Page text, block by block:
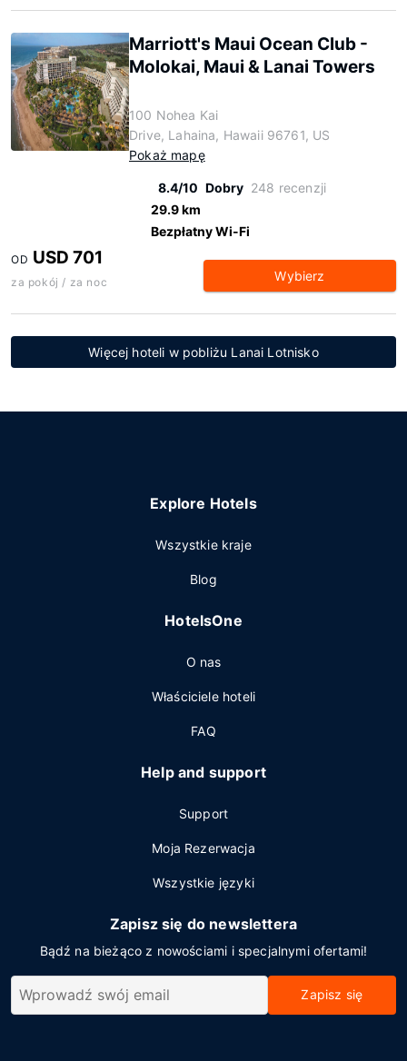
Marriott's Maui Ocean Club -
Molokai, Maui & Lanai Towers
100 Nohea Kai
Drive, Lahaina, Hawaii 96761, US
Pokaż mapę
8.4/10 Dobry 248 recenzji
29.9 km
Bezpłatny Wi-Fi
OD USD 701
za pokój / za noc Wybierz
Więcej hoteli w pobliżu Lanai Lotnisko
Explore Hotels
Wszystkie kraje
Blog
HotelsOne
O nas
Właściciele hoteli
FAQ
Help and support
Support
Moja Rezerwacja
Wszystkie języki
Zapisz się do newslettera
Bądź na bieżąco z nowościami i specjalnymi ofertami!
Zapisz się